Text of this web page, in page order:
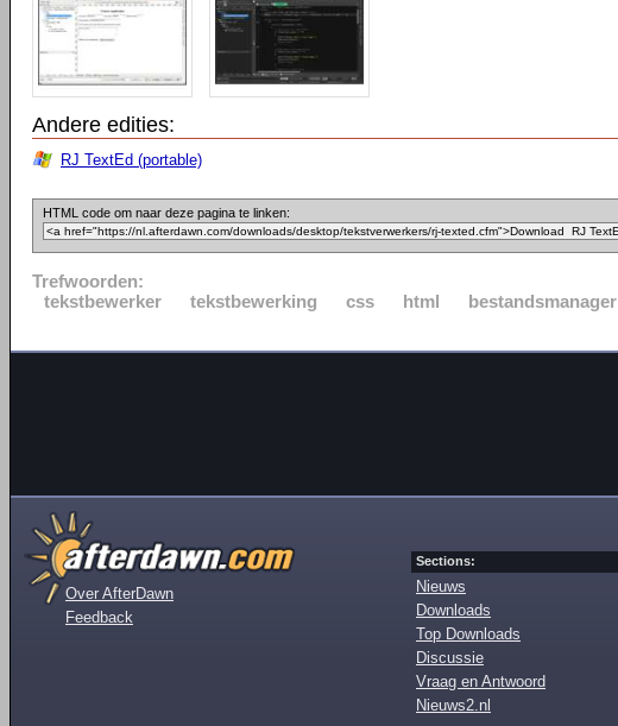
Andere edities:
RJ TextEd (portable)
HTML code om naar deze pagina te linken:
Trefwoorden:
tekstbewerker
tekstbewerking css html bestandsmanager
Over AfterDawn
Feedback
Sections:
Nieuws
Downloads
Top Downloads
Discussie
Vraag en Antwoord
Nieuws2.nl